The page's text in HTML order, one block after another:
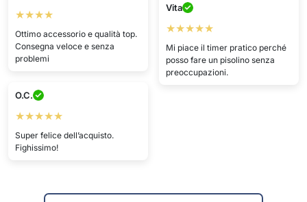
Vita
★★★★★
Mi piace il timer pratico perché
posso fare un pisolino senza
preoccupazioni.
★★★★
Ottimo accessorio e qualità top.
Consegna veloce e senza
problemi
O.C.
★★★★★
Super felice dell’acquisto.
Fighissimo!